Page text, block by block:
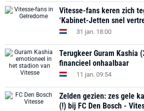
Vitesse-fans keren zich
‘Kabinet-Jetten snel
31 jan. 18:00
Terugkeer Guram Kashia
financieel onhaalbaar
11 jan. 09:54
Zelden gezien: zes gele
(!) bij FC Den Bosch -